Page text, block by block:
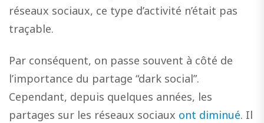
réseaux sociaux, ce type d’activité n’était pas
traçable.
Par conséquent, on passe souvent à côté de
l’importance du partage “dark social”.
Cependant, depuis quelques années, les
partages sur les réseaux sociaux ont diminué. Il